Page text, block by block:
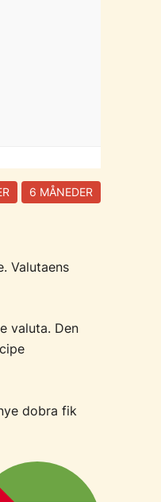
6 MÅNEDER
Valutaens
valuta. Den
dobra fik